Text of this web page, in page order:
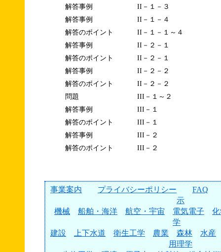
解答事例
II－１－３
解答事例
II－１－４
解答のポイント
II－１－１～４
解答事例
II－２－１
解答のポイント
II－２－１
解答事例
II－２－２
解答のポイント
II－２－２
問題
III－１～２
解答事例
III－１
解答のポイント
III－１
解答事例
III－２
解答のポイント
III－２
事業案内 プライバシーポリシー
FAQ
示
機械
船舶・海洋 航空・宇宙 電気電子
学
建設
上下水道 衛生工学 農業 森林
水産
用理学